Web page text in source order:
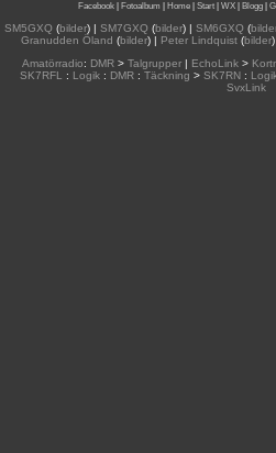
Facebook| Fotoalbum Home| Start| WX| Blogg|
SM5GXQ(bilder) | SM7GXQ(bilder) | SM6GXQ(
Granudden Öland (bilder) | Peter Lindquist (bilder
Amatörradio: DMR> Talgrupper| EchoLink>
SK7RFL
: Logik : DMR : Täckning > SK7RN :
SvxLink